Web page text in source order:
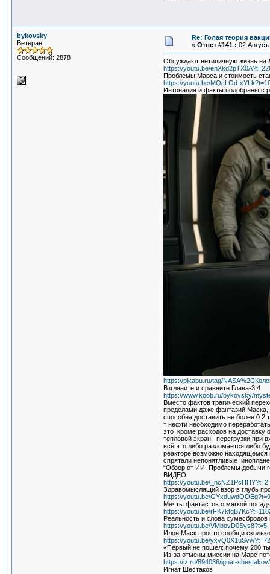
bykovsky
Ветеран
Сообщений: 2878
Re: Голая теория
« Ответ #141 : 02
Обсуждают нетипичную жизнь на
https://youtu.be/
Проблемы Марса и стоимость
https://youtu.be/MQcLOd-
Интонация и факты подобраны с
https://pikabu.ru/tag/
Взгляните и сравните Глава-3,4
https://www.koob.ru/bykovsky/
Вместо фактов трагический
пределами даже фантазий Маска,
способна доставить не более 0.2
т нефти необходимо
это кроме расходов на доставку
тепловой экран, перегрузки при
всё это либо разломается либо
реакторе возможно находящемся
спрятали непонятливые
“Обзор от ИИ: Проблемы добычи
ВИДЕО
https://youtu.be/_ncNZ1PcHHY?t=2
Здравомыслящий взор в глубь
https://youtu.be/
Мечты фантастов о мягкой
https://youtu.be/
Реальность и слова
https://youtu.be/VMbovD0Sys8?t=5
Илон Маск просто сообщи
https://youtu.be/yxvQ0X1uSvw?t=72
«Первый не пошел: почему 200
Из-за отмены миссии на Марс
https://iz.ru/894036/ignat-
Игнат Шестаков